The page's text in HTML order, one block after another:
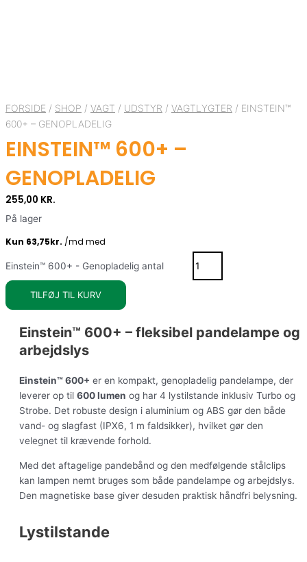
FORSIDE / SHOP / VAGT / UDSTYR / VAGTLYGTER / EINSTEIN™
600+ – GENOPLADELIG
EINSTEIN™ 600+ –
GENOPLADELIG
255,00 KR.
På lager
Einstein™ 600+ - Genopladelig antal
TILFØJ TIL KURV
Einstein™ 600+ – fleksibel pandelampe og
arbejdslys
Einstein™ 600+ er en kompakt, genopladelig pandelampe, der
leverer op til 600 lumen og har 4 lystilstande inklusiv Turbo og
Strobe. Det robuste design i aluminium og ABS gør den både
vand- og slagfast (IPX6, 1 m faldsikker), hvilket gør den
velegnet til krævende forhold.
Med det aftagelige pandebånd og den medfølgende stålclips
kan lampen nemt bruges som både pandelampe og arbejdslys.
Den magnetiske base giver desuden praktisk håndfri belysning.
Lystilstande